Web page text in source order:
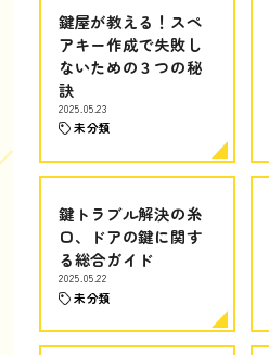
鍵屋が教える！スペ
アキー作成で失敗し
ないための３つの秘
訣
2025.05.23
未分類
鍵トラブル解決の糸
口、ドアの鍵に関す
る総合ガイド
2025.05.22
未分類